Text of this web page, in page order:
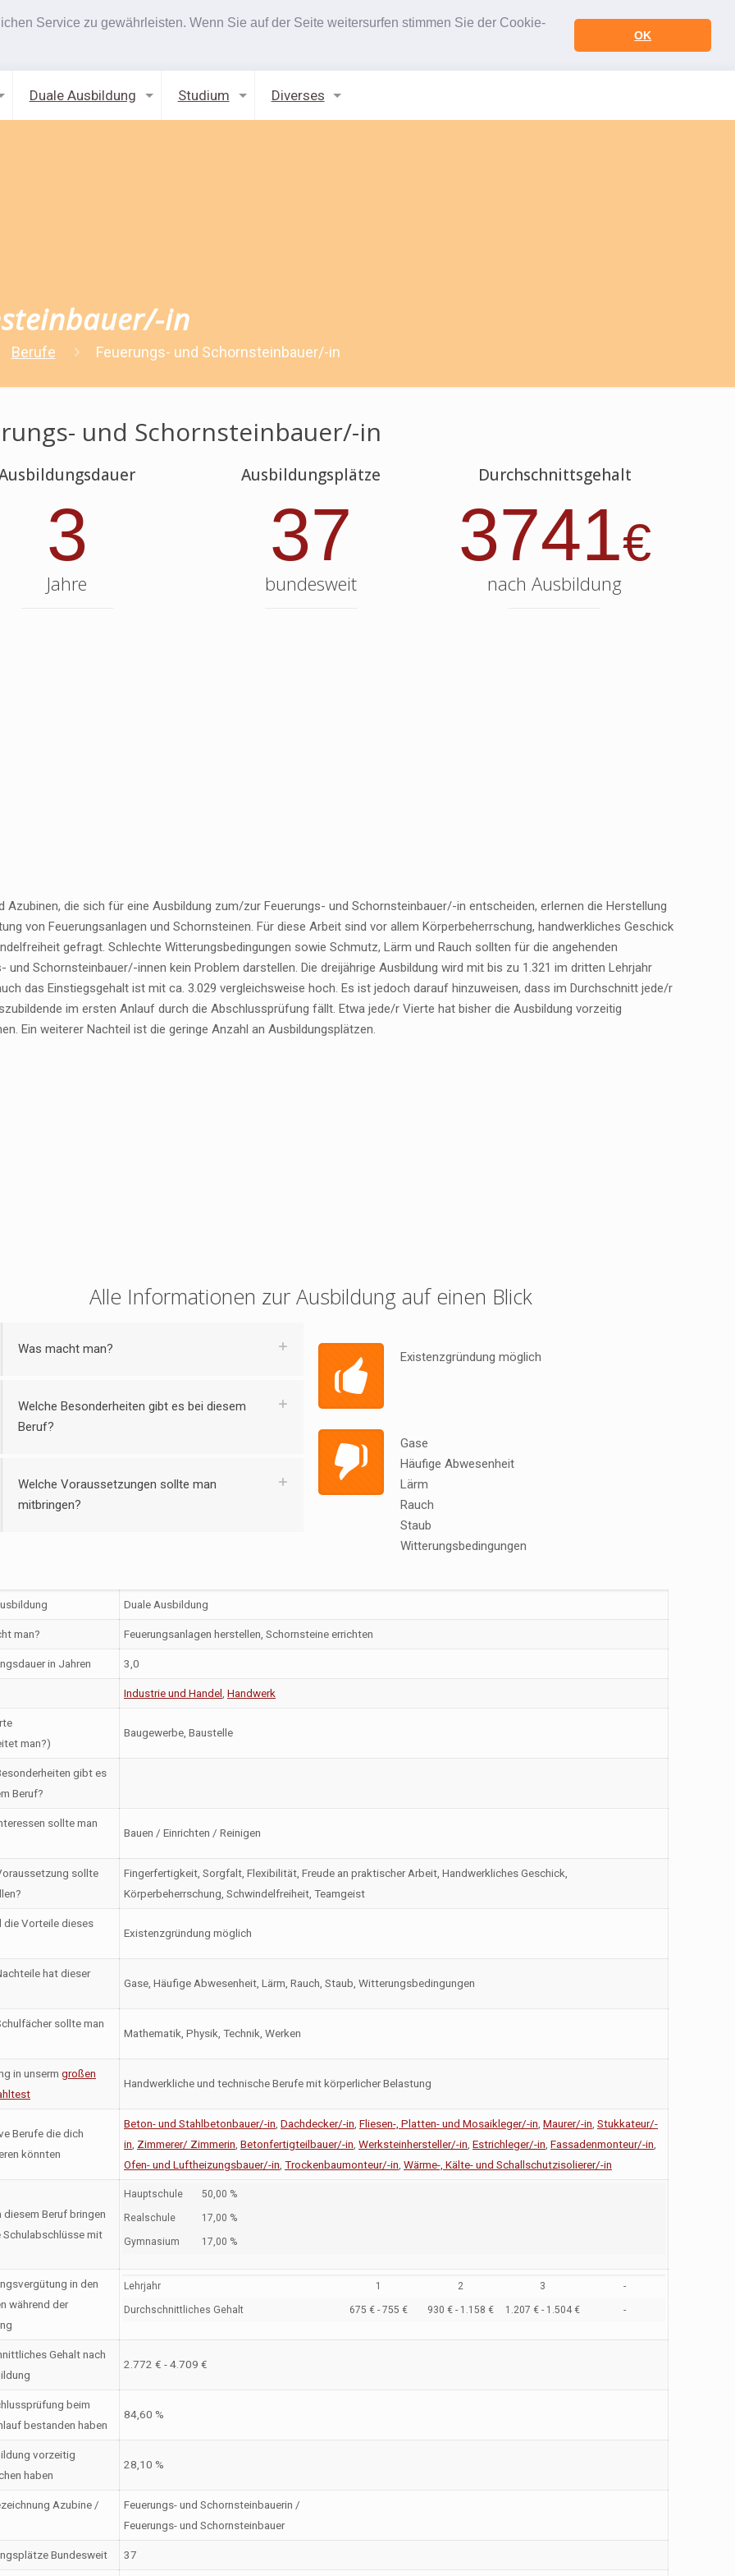
Service zu gewährleisten. Wenn Sie auf der Seite weitersurfen stimmen Sie der Cookie-
OK
Duale Ausbildung Studium Diverses
in
Berufe Feuerungs- und Schornsteinbauer/-in
und Schornsteinbauer/-in
3
Jahre
Ausbildungsplätze
37
bundesweit
Durchschnittsgehalt
3741€
nach Ausbildung
Azubinen, die sich für eine Ausbildung zum/zur Feuerungs- und Schornsteinbauer/-in entscheiden, erlernen die Herstellung
von Feuerungsanlagen und Schornsteinen. Für diese Arbeit sind vor allem Körperbeherrschung, handwerkliches Geschick
gefragt. Schlechte Witterungsbedingungen sowie Schmutz, Lärm und Rauch sollten für die angehenden
und Schornsteinbauer/-innen kein Problem darstellen. Die dreijährige Ausbildung wird mit bis zu 1.321 im dritten Lehrjahr
das Einstiegsgehalt ist mit ca. 3.029 vergleichsweise hoch. Es ist jedoch darauf hinzuweisen, dass im Durchschnitt jede/r
im ersten Anlauf durch die Abschlussprüfung fällt. Etwa jede/r Vierte hat bisher die Ausbildung vorzeitig
Ein weiterer Nachteil ist die geringe Anzahl an Ausbildungsplätzen.
Alle Informationen zur Ausbildung auf einen Blick
Was macht man?
Welche Besonderheiten gibt es bei diesem
Beruf?
Welche Voraussetzungen sollte man
mitbringen?
Existenzgründung möglich
Gase
Häufige Abwesenheit
Lärm
Rauch
Staub
Witterungsbedingungen
Duale Ausbildung
man? Feuerungsanlagen herstellen, Schornsteine errichten
in Jahren 3,0
Industrie und Handel Handwerk
man?)
Baugewerbe, Baustelle
gibt es
Beruf?
sollte man
Bauen / Einrichten / Reinigen
sollte
Fingerfertigkeit, Sorgfalt, Flexibilität, Freude an praktischer Arbeit, Handwerkliches Geschick,
Körperbeherrschung, Schwindelfreiheit, Teamgeist
die Vorteile dieses
Existenzgründung möglich
hat dieser
Gase, Häufige Abwesenheit, Lärm, Rauch, Staub, Witterungsbedingungen
sollte man
Mathematik, Physik, Technik, Werken
in unserm großen
Handwerkliche und technische Berufe mit körperlicher Belastung
Berufe die dich
könnten
Beton- und Stahlbetonbauer/-in Dachdecker/-in Fliesen-, Platten- und Mosaikleger/-in Maurer/-in Stukkateur/-
in Zimmerer/ Zimmerin Betonfertigteilbauer/-in Werksteinhersteller/-in Estrichleger/-in Fassadenmonteur/-in
Ofen- und Luftheizungsbauer/-in Trockenbaumonteur/-in Wärme-, Kälte- und Schallschutzisolierer/-in
diesem Beruf bringen
mit
Hauptschule 50,00 %
Realschule 17,00 %
Gymnasium 17,00 %
in den
während der
Lehrjahr 1 2 3 -
Durchschnittliches Gehalt 675 € - 755 € 930 € - 1.158 € 1.207 € - 1.504 € -
Gehalt nach
2.772 € - 4.709 €
beim
bestanden haben
84,60 %
vorzeitig
haben
28,10 %
Azubine /
Feuerungs- und Schornsteinbauerin /
Feuerungs- und Schornsteinbauer
Bundesweit 37